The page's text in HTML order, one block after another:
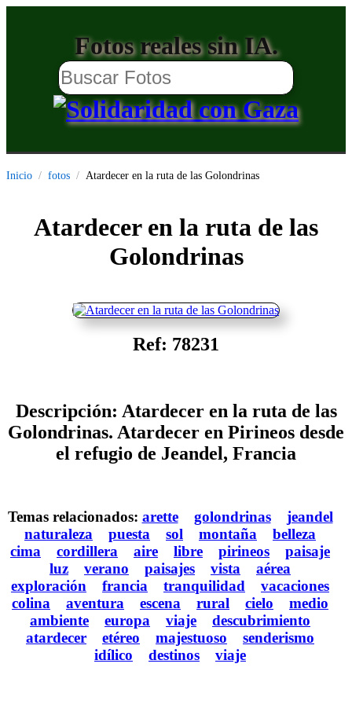
Fotos reales sin IA.
Inicio fotos Atardecer en la ruta de las Golondrinas
Atardecer en la ruta de las
Golondrinas
Ref: 78231
Descripción: Atardecer en la ruta de las
Golondrinas. Atardecer en Pirineos desde
el refugio de Jeandel, Francia
Temas relacionados: arette golondrinas
jeandel
naturaleza
puesta sol montaña
belleza
cima
cordillera aire libre pirineos
paisaje
luz
verano paisajes vista
aérea
exploración
francia tranquilidad
vacaciones
colina
aventura escena rural cielo
medio
ambiente
europa viaje
descubrimiento
atardecer
etéreo majestuoso
senderismo
idílico
destinos viaje